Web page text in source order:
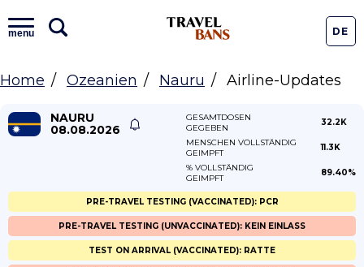
menu DE
Home Ozeanien Nauru Airline-Updates
NAURU
08.08.2026
GESAMTDOSEN
GEGEBEN
32.2K
MENSCHEN VOLLSTÄNDIG
GEIMPFT
11.3K
% VOLLSTÄNDIG
GEIMPFT
89.40%
PRE-TRAVEL TESTING (VACCINATED): PCR
PRE-TRAVEL TESTING (UNVACCINATED): KEIN EINLASS
TEST ON ARRIVAL (VACCINATED): RATTE